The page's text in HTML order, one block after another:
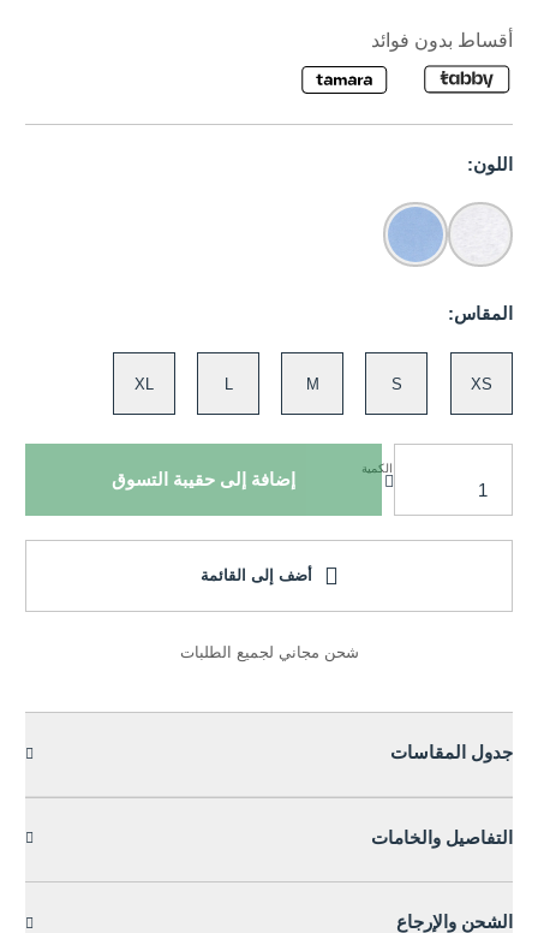
أقساط بدون فوائد
اللون:
المقاس:
XS
S
M
XL
الكمية
إضافة إلى حقيبة التسوق
أضف إلى القائمة
شحن مجاني لجميع الطلبات
جدول المقاسات
التفاصيل والخامات
الشحن والإرجاع